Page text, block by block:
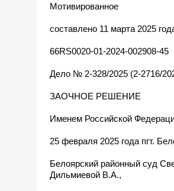
Мотивированное
составлено 11 марта 2025
66RS0020-01-2024-002908-45
Дело № 2-328/2025 (2-2716/
ЗАОЧНОЕ РЕШЕНИЕ
Именем Российской
25 февраля 2025 года пгт.
Белоярский районный суд
Дильмиевой В.А.,